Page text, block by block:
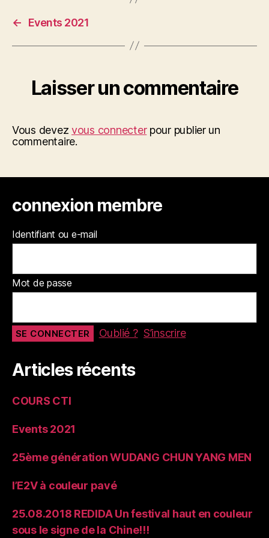
← Events 2021
Laisser un commentaire
Vous devezvous connecterpour publier un
commentaire.
connexion membre
Identifiant ou e-mail
Mot de passe
Oublié ? S’inscrire
Articles récents
COURS CTI
Events 2021
25ème génération WUDANG CHUN YANG MEN
l’E2V à couleur pavé
25.08.2018 REDIDA Un festival haut en couleur
sous le signe de la Chine!!!